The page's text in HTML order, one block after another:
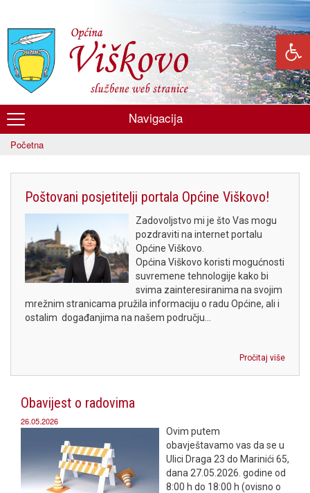
glavni
sadržaj
Općina
Viškovo
Navigacija
Početna
Poštovani posjetitelji portala Općine Viškovo!
Zadovoljstvo mi je što Vas mogu
pozdraviti na internet portalu
Općine Viškovo.
Općina Viškovo koristi mogućnosti
suvremene tehnologije kako bi
svima zainteresiranima na svojim
mrežnim stranicama pružila informaciju o radu Općine, ali i
ostalim događanjima na našem području...
Pročitaj više
Obavijest o radovima
26.05.2026
Ovim putem
obavještavamo vas da se u
Ulici Draga 23 do Marinići 65,
dana 27.05.2026. godine od
8:00 h do 18:00 h (ovisno o